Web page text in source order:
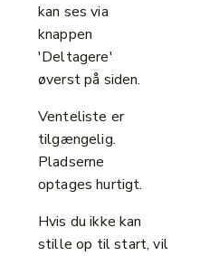
kan ses via
knappen
'Deltagere'
øverst på siden.
Venteliste er
tilgængelig.
Pladserne
optages hurtigt.
Hvis du ikke kan
stille op til start, vil